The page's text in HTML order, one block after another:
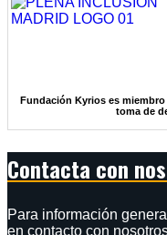
Fundación Kyrios es
toma de
Contacta con
Para información
en contacto con